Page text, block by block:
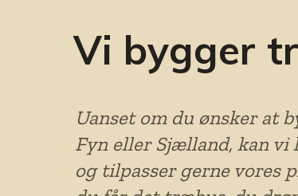
Vi bygger
Uanset om du ønsker at
Fyn eller Sjælland, kan vi
og tilpasser gerne vores